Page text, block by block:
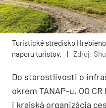
Turistické stredisko
náporu turistov.
| Zdroj:
Do starostlivosti o
okrem TANAP-u, OO
i krajská organizácia